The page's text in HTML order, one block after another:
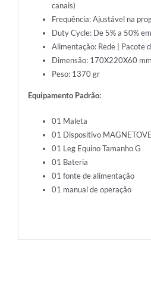
canais)
Frequência: Ajustável na
Duty Cycle: De 5% a 50%
Alimentação: Rede | Pacote
Dimensão: 170X220X60 mm
Peso: 1370 gr
Equipamento Padrão:
01 Maleta
01 Dispositivo
01 Leg Equino Tamanho G
01 Bateria
01 fonte de alimentação
01 manual de operação